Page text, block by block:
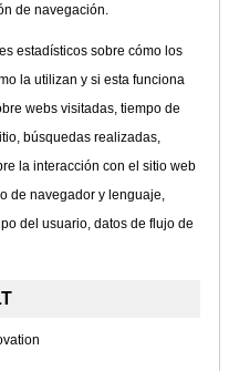
de navegación.
estadísticos sobre cómo los
la utilizan y si esta funciona
webs visitadas, tiempo de
búsquedas realizadas,
la interacción con el sitio web
de navegador y lenguaje,
del usuario, datos de flujo de